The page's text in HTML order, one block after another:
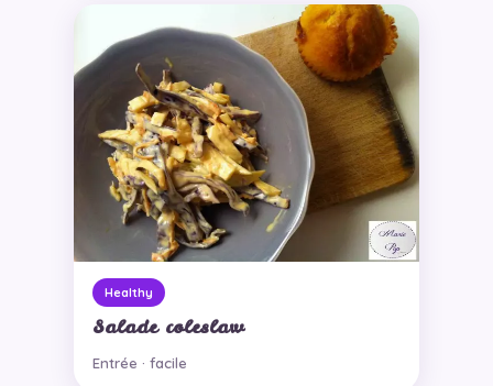
Healthy
Salade coleslaw
Entrée · facile